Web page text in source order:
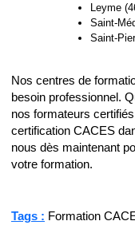
Leyme
Saint-
Saint-
Nos centres de
besoin professionnel.
nos formateurs
certification CACES
nous dès maintenant
votre formation.
Tags : Formation